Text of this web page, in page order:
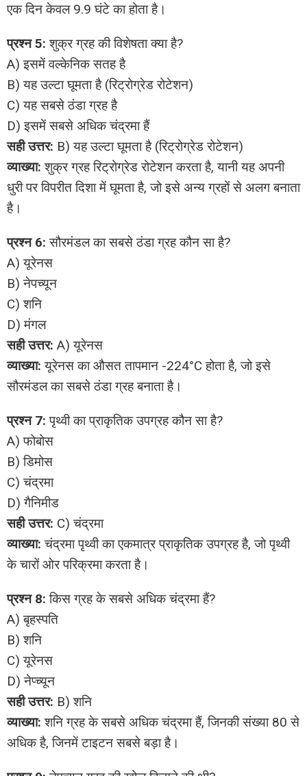
एक दिन केवल 9.9 घंटे का होता है।
प्रश्न 5: शुक्र ग्रह की विशेषता क्या है?
A) इसमें वल्केनिक सतह है
B) यह उल्टा घूमता है (रिट्रोग्रेड रोटेशन)
C) यह सबसे ठंडा ग्रह है
D) इसमें सबसे अधिक चंद्रमा हैं
सही उत्तर: B) यह उल्टा घूमता है (रिट्रोग्रेड रोटेशन)
व्याख्या: शुक्र ग्रह रिट्रोग्रेड रोटेशन करता है, यानी यह अपनी
धुरी पर विपरीत दिशा में घूमता है, जो इसे अन्य ग्रहों से अलग बनाता
है।
प्रश्न 6: सौरमंडल का सबसे ठंडा ग्रह कौन सा है?
A) यूरेनस
B) नेपच्यून
C) शनि
D) मंगल
सही उत्तर: A) यूरेनस
व्याख्या: यूरेनस का औसत तापमान -224°C होता है, जो इसे
सौरमंडल का सबसे ठंडा ग्रह बनाता है।
प्रश्न 7: पृथ्वी का प्राकृतिक उपग्रह कौन सा है?
A) फोबोस
B) डिमोस
C) चंद्रमा
D) गैनिमीड
सही उत्तर: C) चंद्रमा
व्याख्या: चंद्रमा पृथ्वी का एकमात्र प्राकृतिक उपग्रह है, जो पृथ्वी
के चारों ओर परिक्रमा करता है।
प्रश्न 8: किस ग्रह के सबसे अधिक चंद्रमा हैं?
A) बृहस्पति
B) शनि
C) यूरेनस
D) नेप्च्यून
सही उत्तर: B) शनि
व्याख्या: शनि ग्रह के सबसे अधिक चंद्रमा हैं, जिनकी संख्या 80 से
अधिक है, जिनमें टाइटन सबसे बड़ा है।